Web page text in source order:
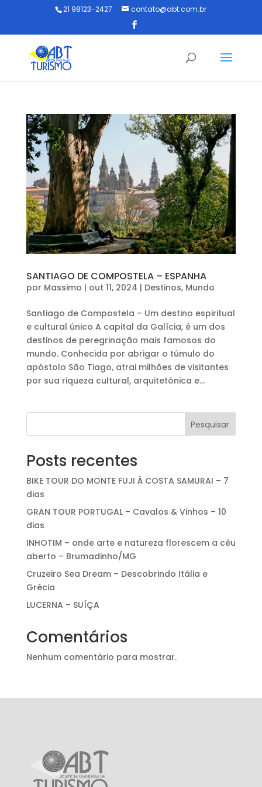
21 98123-2427 contato@abt.com.br
SANTIAGO DE COMPOSTELA – ESPANHA
por Massimo | out 11, 2024 | Destinos, Mundo
Santiago de Compostela – Um destino espiritual
e cultural único A capital da Galícia, é um dos
destinos de peregrinação mais famosos do
mundo. Conhecida por abrigar o túmulo do
apóstolo São Tiago, atrai milhões de visitantes
por sua riqueza cultural, arquitetônica e...
Pesquisar
Posts recentes
BIKE TOUR DO MONTE FUJI À COSTA SAMURAI – 7
dias
GRAN TOUR PORTUGAL – Cavalos & Vinhos – 10
dias
INHOTIM – onde arte e natureza florescem a céu
aberto – Brumadinho/MG
Cruzeiro Sea Dream – Descobrindo Itália e
Grécia
LUCERNA – SUÍÇA
Comentários
Nenhum comentário para mostrar.